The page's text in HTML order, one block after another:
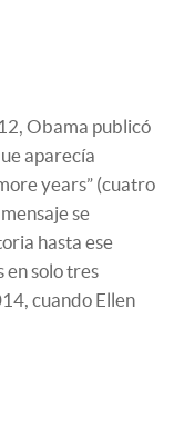
Obama publicó
aparecía
years” (cuatro
mensaje se
hasta ese
en solo tres
cuando Ellen